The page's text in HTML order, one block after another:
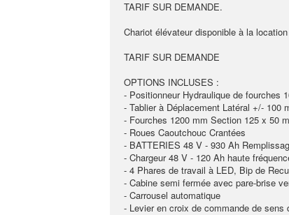
TARIF SUR DEMANDE.
Chariot élévateur disponible à la
TARIF SUR DEMANDE
OPTIONS INCLUSES :
- Positionneur Hydraulique de fourches
- Tablier à Déplacement Latéral +/- 100
- Fourches 1200 mm Section 125 x 50
- Roues Caoutchouc Crantées
- BATTERIES 48 V - 930 Ah
- Chargeur 48 V - 120 Ah haute
- 4 Phares de travail à LED, Bip de
- Cabine semi fermée avec pare-brise
- Carrousel automatique
- Levier en croix de commande de sens